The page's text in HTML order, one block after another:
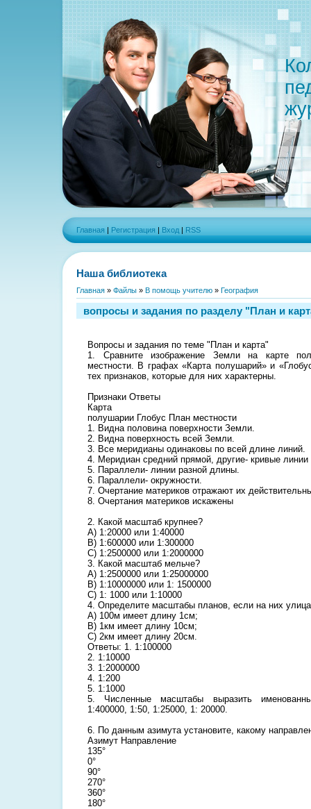
Главная | Регистрация | Вход | RSS
Наша библиотека
Главная » Файлы » В помощь учителю » География
вопросы и задания по разделу "План и
Вопросы и задания по теме "План и карта"
1. Сравните изображение Земли на карте
местности. В графах «Карта полушарий» и
тех признаков, которые для них характерны.
Признаки Ответы
Карта
полушарии Глобус План местности
1. Видна половина поверхности Земли.
2. Видна поверхность всей Земли.
3. Все меридианы одинаковы по всей длине линий.
4. Меридиан средний прямой, другие- кривые
5. Параллели- линии разной длины.
6. Параллели- окружности.
7. Очертание материков отражают их
8. Очертания материков искажены
2. Какой масштаб крупнее?
А) 1:20000 или 1:40000
В) 1:600000 или 1:300000
С) 1:2500000 или 1:2000000
3. Какой масштаб мельче?
А) 1:2500000 или 1:25000000
В) 1:10000000 или 1: 1500000
С) 1: 1000 или 1:10000
4. Определите масштабы планов, если на них
А) 100м имеет длину 1см;
В) 1км имеет длину 10см;
С) 2км имеет длину 20см.
Ответы: 1. 1:100000
2. 1:10000
3. 1:2000000
4. 1:200
5. 1:1000
5. Численные масштабы выразить
1:400000, 1:50, 1:25000, 1: 20000.
6. По данным азимута установите, какому
Азимут Направление
135°
0°
90°
270°
360°
180°